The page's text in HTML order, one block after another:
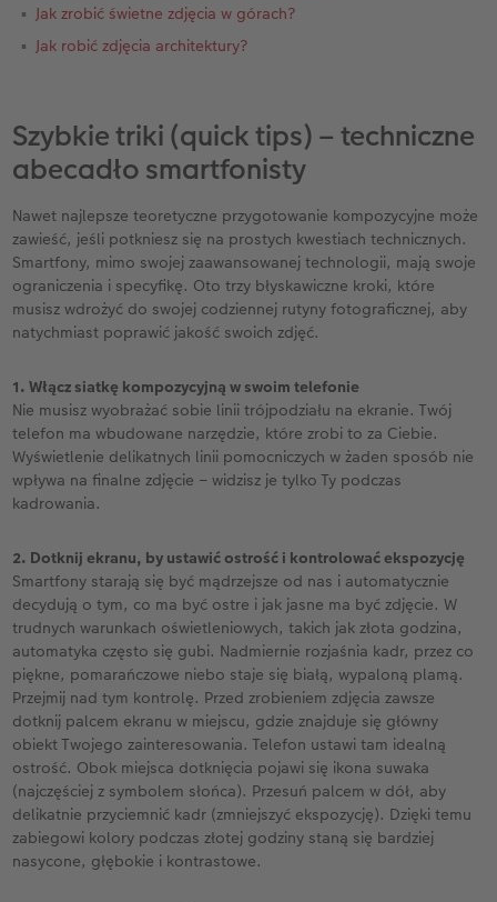
Jak zrobić świetne zdjęcia w górach?
Jak robić zdjęcia architektury?
Szybkie triki (quick tips) – techniczne
abecadło smartfonisty
Nawet najlepsze teoretyczne przygotowanie kompozycyjne może
zawieść, jeśli potkniesz się na prostych kwestiach technicznych.
Smartfony, mimo swojej zaawansowanej technologii, mają swoje
ograniczenia i specyfikę. Oto trzy błyskawiczne kroki, które
musisz wdrożyć do swojej codziennej rutyny fotograficznej, aby
natychmiast poprawić jakość swoich zdjęć.
1. Włącz siatkę kompozycyjną w swoim telefonie
Nie musisz wyobrażać sobie linii trójpodziału na ekranie. Twój
telefon ma wbudowane narzędzie, które zrobi to za Ciebie.
Wyświetlenie delikatnych linii pomocniczych w żaden sposób nie
wpływa na finalne zdjęcie – widzisz je tylko Ty podczas
kadrowania.
2. Dotknij ekranu, by ustawić ostrość i kontrolować ekspozycję
Smartfony starają się być mądrzejsze od nas i automatycznie
decydują o tym, co ma być ostre i jak jasne ma być zdjęcie. W
trudnych warunkach oświetleniowych, takich jak złota godzina,
automatyka często się gubi. Nadmiernie rozjaśnia kadr, przez co
piękne, pomarańczowe niebo staje się białą, wypaloną plamą.
Przejmij nad tym kontrolę. Przed zrobieniem zdjęcia zawsze
dotknij palcem ekranu w miejscu, gdzie znajduje się główny
obiekt Twojego zainteresowania. Telefon ustawi tam idealną
ostrość. Obok miejsca dotknięcia pojawi się ikona suwaka
(najczęściej z symbolem słońca). Przesuń palcem w dół, aby
delikatnie przyciemnić kadr (zmniejszyć ekspozycję). Dzięki temu
zabiegowi kolory podczas złotej godziny staną się bardziej
nasycone, głębokie i kontrastowe.